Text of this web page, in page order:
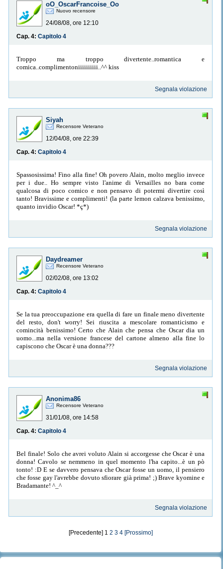
oO_OscarFrancoise_Oo
Nuovo recensore
24/08/08, ore 12:10
Cap. 4: Capitolo 4
Troppo ma troppo divertente..romantica e
comica..complimentoniiiiiiiiii..^^ kiss
Segnala violazione
Siyah
Recensore Veterano
12/04/08, ore 22:39
Cap. 4: Capitolo 4
Spassosissima! Fino alla fine! Oh povero Alain, molto meglio invece
per i due.. Ho sempre visto l'anime di Versailles no bara come
qualcosa di poco comico e non pensavo di potermi divertire così
tanto! Bravissime e complimenti! (la parte lemon calzava benissimo,
quanto invidio Oscar! *ç*)
Segnala violazione
Daydreamer
Recensore Veterano
02/02/08, ore 13:02
Cap. 4: Capitolo 4
Se la tua preoccupazione era quella di fare un finale meno divertente
del resto, don't worry! Sei riuscita a mescolare romanticismo e
comincità benissimo! Certo che Alain che pensa che Oscar dia un
uomo...ma nella versione francese del cartone almeno alla fine lo
capiscono che Oscar è una donna???
Segnala violazione
Anonima86
Recensore Veterano
31/01/08, ore 14:58
Cap. 4: Capitolo 4
Bel finale! Solo che avrei voluto Alain si accorgesse che Oscar è una
donna! Cavolo se nemmeno in quel momento l'ha capito...è un pò
tonto! :D E se davvero pensava che Oscar fosse un uomo, il pensiero
che fosse gay l'avrebbe dovuto sfiorare già prima! ;) Brave kyomine e
Bradamante! ^_^
Segnala violazione
[Precedente] 1 2 3 4 [Prossimo]